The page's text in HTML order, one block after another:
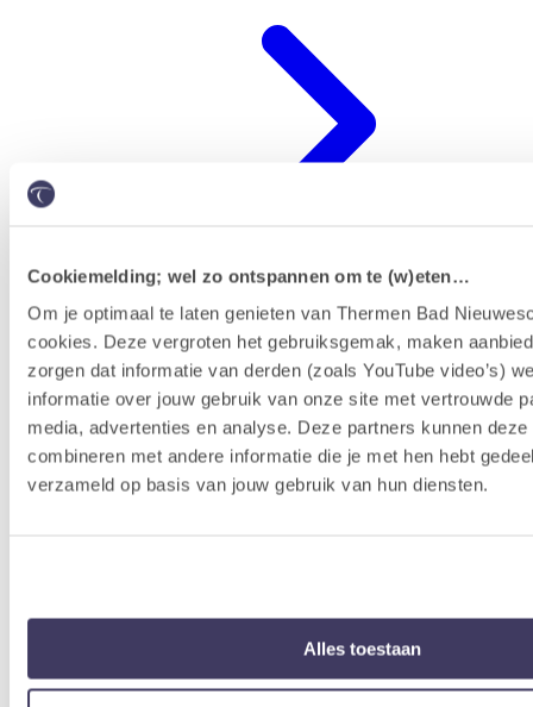
Cookiemelding; wel zo ontspannen om te (w)eten…
Om je optimaal te laten genieten van Thermen Bad
cookies. Deze vergroten het gebruiksgemak, maken
zorgen dat informatie van derden (zoals YouTube video’s)
informatie over jouw gebruik van onze site met vertrouwde
media, advertenties en analyse. Deze partners kunnen deze
combineren met andere informatie die je met hen hebt
verzameld op basis van jouw gebruik van hun diensten.
Alles toestaan
Erlebnisprogramm